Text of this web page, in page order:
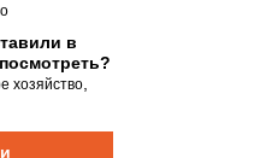
в
хозяйство